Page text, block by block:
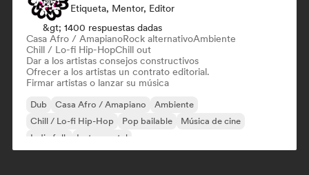
Etiqueta, Mentor, Editor
&gt; 1400 respuestas dadas
Casa Afro / AmapianoRock alternativoAmbiente
Chill / Lo-fi Hip-HopChill out
Dar a los artistas consejos constructivos
Ofrecer a los artistas un contrato editorial.
Firmar artistas o lanzar su música
Dub Casa Afro / Amapiano
Ambiente
Chill / Lo-fi Hip-Hop
Pop bailable
Música de cine
Indie folk
Instrumental